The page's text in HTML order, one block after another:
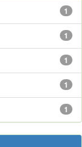
1
1
1
1
1